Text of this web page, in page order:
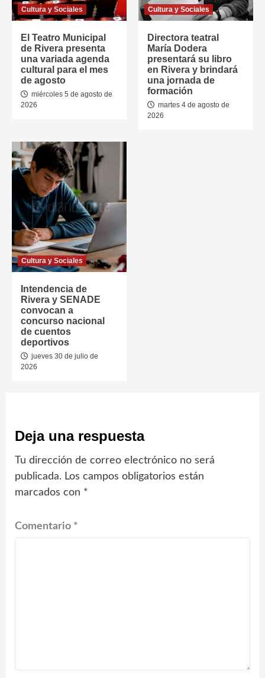
Cultura y Sociales
El Teatro Municipal
de Rivera presenta
una variada agenda
cultural para el mes
de agosto
miércoles 5 de agosto de
2026
Cultura y Sociales
Directora teatral
María Dodera
presentará su libro
en Rivera y brindará
una jornada de
formación
martes 4 de agosto de
2026
Cultura y Sociales
Intendencia de
Rivera y SENADE
convocan a
concurso nacional
de cuentos
deportivos
jueves 30 de julio de
2026
Deja una respuesta
Tu dirección de correo electrónico no será
publicada. Los campos obligatorios están
marcados con *
Comentario *